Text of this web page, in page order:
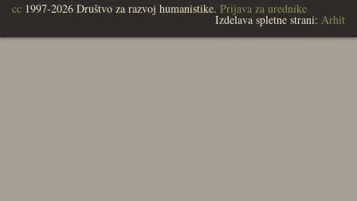
cc 1997-2026 Društvo za razvoj humanistike. Prijava za urednike
Izdelava spletne strani: Arhit